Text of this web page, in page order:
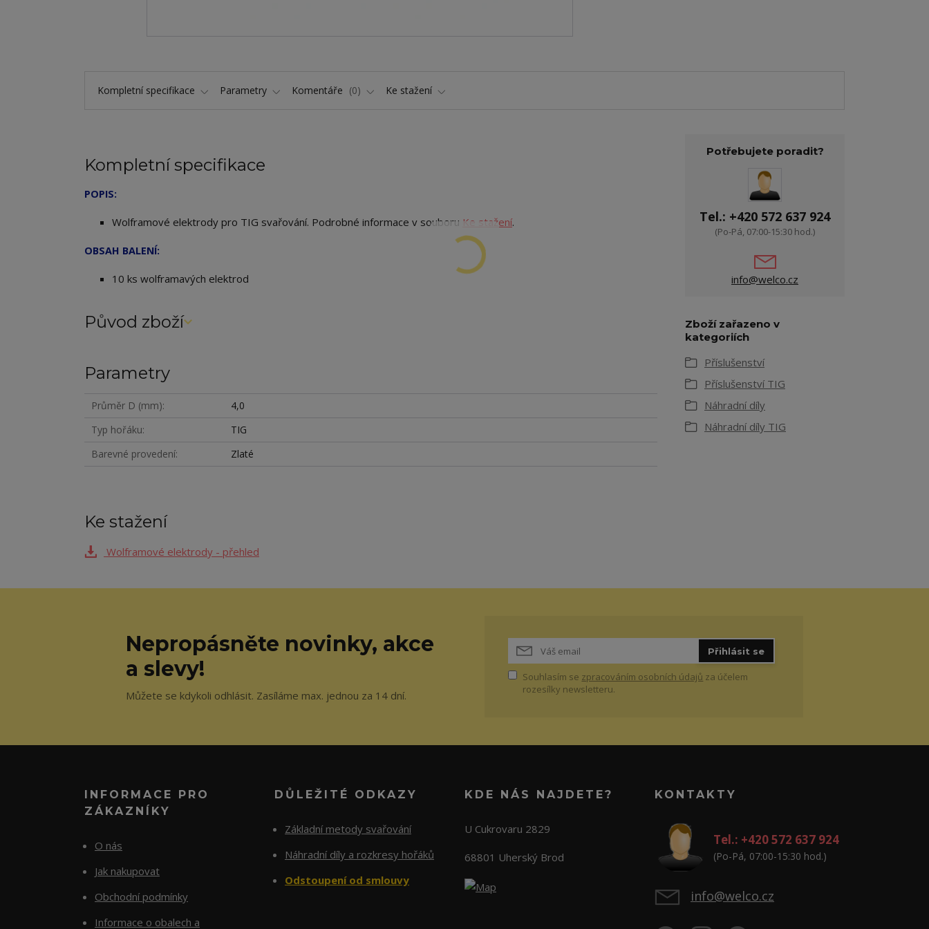
Kompletní specifikace Parametry Komentáře 0 Ke stažení
Kompletní specifikace
POPIS:
Wolframové elektrody pro TIG svařování. Podrobné informace v souboru Ke stažení.
OBSAH BALENÍ:
10 ks wolframavých elektrod
Původ zboží
Parametry
Průměr D (mm)
4,0
Typ hořáku
TIG
Barevné provedení
Zlaté
Potřebujete poradit?
Tel.: +420 572 637 924
(Po-Pá, 07:00-15:30 hod.)
info@welco.cz
Zboží zařazeno v
kategoriích
Příslušenství
Příslušenství TIG
Náhradní díly
Náhradní díly TIG
Ke stažení
Wolframové elektrody - přehled
Nepropásněte novinky, akce
a slevy!
Můžete se kdykoli odhlásit. Zasíláme max. jednou za 14 dní.
Přihlásit se
Souhlasím se zpracováním osobních údajů za účelem
rozesílky newsletteru.
INFORMACE PRO
ZÁKAZNÍKY
O nás
Jak nakupovat
Obchodní podmínky
Informace o obalech a
DŮLEŽITÉ ODKAZY
Základní metody svařování
Náhradní díly a rozkresy hořáků
Odstoupení od smlouvy
KDE NÁS NAJDETE?
U Cukrovaru 2829
68801 Uherský Brod
KONTAKTY
Tel.: +420 572 637 924
(Po-Pá, 07:00-15:30 hod.)
info@welco.cz